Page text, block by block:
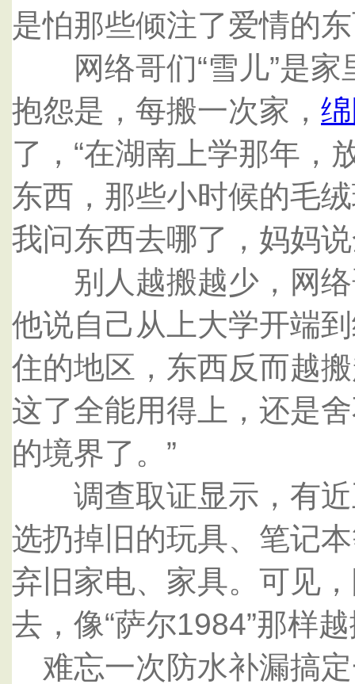
是怕那些倾注了爱情的
网络哥们“雪儿”是家
抱怨是，每搬一次家，
了，“在湖南上学那年，
东西，那些小时候的毛
我问东西去哪了，妈妈
别人越搬越少，网络
他说自己从上大学开端
住的地区，东西反而越
这了全能用得上，还是
的境界了。”
调查取证显示，有近
选扔掉旧的玩具、笔记
弃旧家电、家具。可见
去，像“萨尔1984”那样
难忘一次防水补漏搞